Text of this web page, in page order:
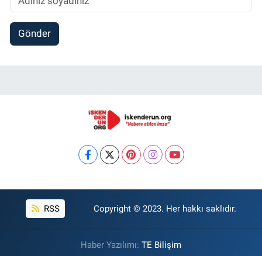
Gönder
RSS Copyright © 2023. Her hakkı saklıdır.
Haber Yazılımı: TE Bilişim